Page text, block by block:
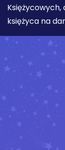
księżyca na